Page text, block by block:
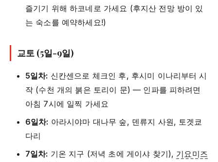
즐기기 위해 하코네로 가세요 (후지산 전망 방이 있
는 숙소를 예약하세요!)
교토 (5일-9일)
5일차: 신칸센으로 체크인 후, 후시미 이나리부터 시
작 (수천 개의 붉은 토리이 문) — 인파를 피하려면
아침 7시에 일찍 가세요
6일차: 아라시야마 대나무 숲, 덴류지 사원, 토겟쿄
다리
7일차: 기온 지구 (저녁 초에 게이샤 찾기), 기요미즈